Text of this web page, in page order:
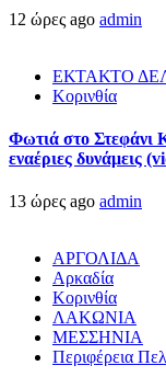
12 ώρες ago admin
ΕΚΤΑΚΤΟ
Κορινθία
Φωτιά στο Στεφάνι
εναέριες δυνάμεις
13 ώρες ago admin
ΑΡΓΟΛΙΔΑ
Αρκαδία
Κορινθία
ΛΑΚΩΝΙΑ
ΜΕΣΣΗΝΙΑ
Περιφέρεια